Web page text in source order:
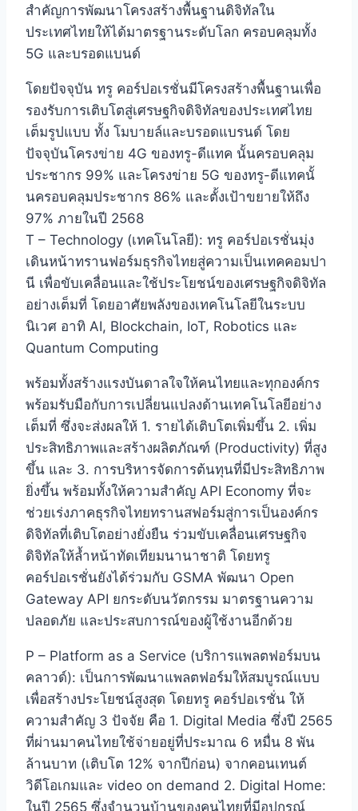
สำคัญการพัฒนาโครงสร้างพื้นฐานดิจิทัลใน
ประเทศไทยให้ได้มาตรฐานระดับโลก ครอบคลุมทั้ง
5G และบรอดแบนด์
โดยปัจจุบัน ทรู คอร์ปอเรชั่นมีโครงสร้างพื้นฐานเพื่อ
รองรับการเติบโตสู่เศรษฐกิจดิจิทัลของประเทศไทย
เต็มรูปแบบ ทั้ง โมบายล์และบรอดแบรนด์ โดย
ปัจจุบันโครงข่าย 4G ของทรู-ดีแทค นั้นครอบคลุม
ประชากร 99% และโครงข่าย 5G ของทรู-ดีแทคนั้
นครอบคลุมประชากร 86% และตั้งเป้าขยายให้ถึง
97% ภายในปี 2568
T – Technology (เทคโนโลยี): ทรู คอร์ปอเรชั่นมุ่ง
เดินหน้าทรานฟอร์มธุรกิจไทยสู่ความเป็นเทคคอมปา
นี เพื่อขับเคลื่อนและใช้ประโยชน์ของเศรษฐกิจดิจิทัล
อย่างเต็มที่ โดยอาศัยพลังของเทคโนโลยีในระบบ
นิเวศ อาทิ AI, Blockchain, IoT, Robotics และ
Quantum Computing
พร้อมทั้งสร้างแรงบันดาลใจให้คนไทยและทุกองค์กร
พร้อมรับมือกับการเปลี่ยนแปลงด้านเทคโนโลยีอย่าง
เต็มที่ ซึ่งจะส่งผลให้ 1. รายได้เติบโตเพิ่มขึ้น 2. เพิ่ม
ประสิทธิภาพและสร้างผลิตภัณฑ์ (Productivity) ที่สูง
ขึ้น และ 3. การบริหารจัดการต้นทุนที่มีประสิทธิภาพ
ยิ่งขึ้น พร้อมทั้งให้ความสำคัญ API Economy ที่จะ
ช่วยเร่งภาคธุรกิจไทยทรานสฟอร์มสู่การเป็นองค์กร
ดิจิทัลที่เติบโตอย่างยั่งยืน ร่วมขับเคลื่อนเศรษฐกิจ
ดิจิทัลให้ล้ำหน้าทัดเทียมนานาชาติ โดยทรู
คอร์ปอเรชั่นยังได้ร่วมกับ GSMA พัฒนา Open
Gateway API ยกระดับนวัตกรรม มาตรฐานความ
ปลอดภัย และประสบการณ์ของผู้ใช้งานอีกด้วย
P – Platform as a Service (บริการแพลตฟอร์มบน
คลาวด์): เป็นการพัฒนาแพลตฟอร์มให้สมบูรณ์แบบ
เพื่อสร้างประโยชน์สูงสุด โดยทรู คอร์ปอเรชั่น ให้
ความสำคัญ 3 ปัจจัย คือ 1. Digital Media ซึ่งปี 2565
ที่ผ่านมาคนไทยใช้จ่ายอยู่ที่ประมาณ 6 หมื่น 8 พัน
ล้านบาท (เติบโต 12% จากปีก่อน) จากคอนเทนต์
วิดีโอเกมและ video on demand 2. Digital Home:
ในปี 2565 ซึ่งจำนวนบ้านของคนไทยที่มีอุปกรณ์